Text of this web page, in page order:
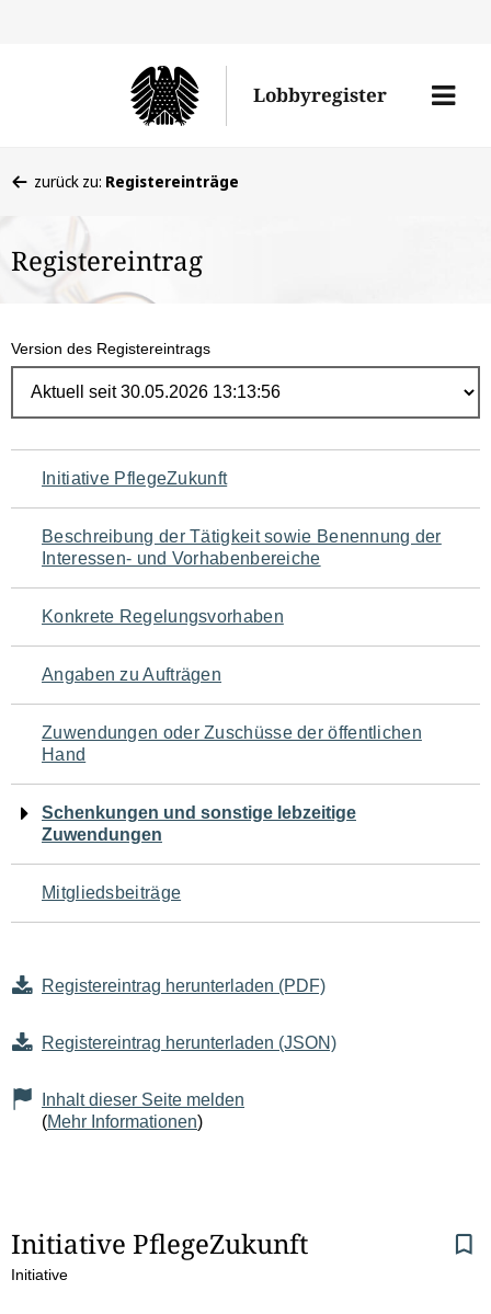
Lobbyregister
Menü
befinden
hier:
zurück zu: Registereinträge
Registereintrag
Version des Registereintrags
Navigation
für
den
Seiteninhalt
Initiative PflegeZukunft
Beschreibung der Tätigkeit sowie Benennung der
Interessen- und Vorhabenbereiche
Konkrete Regelungsvorhaben
Angaben zu Aufträgen
Zuwendungen oder Zuschüsse der öffentlichen
Hand
Schenkungen und sonstige lebzeitige
Zuwendungen
Mitgliedsbeiträge
Registereintrag herunterladen (PDF)
Registereintrag herunterladen (JSON)
Inhalt dieser Seite melden
(Mehr Informationen)
S
e
Initiative PflegeZukunft
Initiative